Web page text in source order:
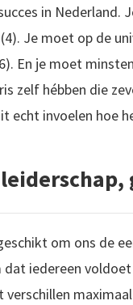
in
Je moet op de
En je moet
zelf hébben die
echt invoelen hoe
om ons de
iedereen